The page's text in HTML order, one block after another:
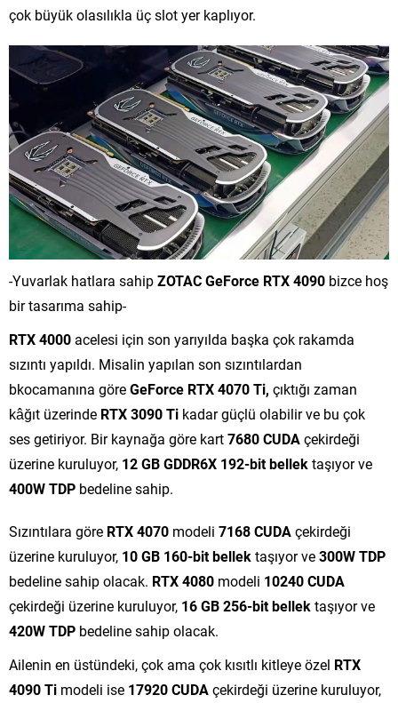
çok büyük olasılıkla üç slot yer kaplıyor.
-Yuvarlak hatlara sahipZOTAC GeForce RTX 4090 bizce hoş
bir tasarıma sahip-
RTX 4000 acelesi için son yarıyılda başka çok rakamda
sızıntı yapıldı. Misalin yapılan son sızıntılardan
bkocamanına göreGeForce RTX 4070 Ti, çıktığı zaman
kâğıt üzerinde RTX 3090 Ti kadar güçlü olabilir ve bu çok
ses getiriyor. Bir kaynağa göre kart7680 CUDAçekirdeği
üzerine kuruluyor, 12 GB GDDR6X 192-bit bellektaşıyor ve
400W TDP bedeline sahip.
Sızıntılara göre RTX 4070 modeli 7168 CUDAçekirdeği
üzerine kuruluyor, 10 GB 160-bit bellektaşıyor ve300W TDP
bedeline sahip olacak. RTX 4080 modeli 10240 CUDA
çekirdeği üzerine kuruluyor, 16 GB 256-bit bellektaşıyor ve
420W TDP bedeline sahip olacak.
Ailenin en üstündeki, çok ama çok kısıtlı kitleye özel RTX
4090 Ti modeli ise 17920 CUDAçekirdeği üzerine kuruluyor,